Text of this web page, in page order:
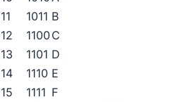
11
1011 B
12
1100 C
13
1101 D
14
1110 E
15
1111 F